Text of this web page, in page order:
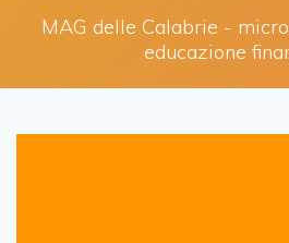
MAG delle Calabrie -
educazione